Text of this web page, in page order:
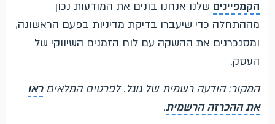
הקמפיינים שלנו אנחנו בונים את המודעות נכון
מההתחלה כדי שיעברו בדיקת מדיניות בפעם הראשונה,
ומסנכרנים את ההשקה עם לוח הזמנים השיווקי של
העסק.
המקור: הודעה רשמית של גוגל. לפרטים המלאיםראו
את ההכרזה הרשמית.